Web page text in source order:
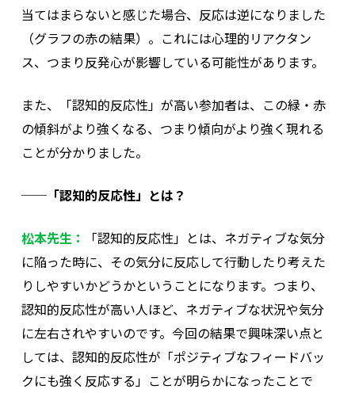
当てはまらないと感じた場合、反応は逆になりました
（グラフの赤の結果）。これには心理的リアクタン
ス、つまり反発心が影響している可能性があります。
また、「認知的反応性」が高い参加者は、この緑・赤
の傾斜がより強くなる、つまり傾向がより強く現れる
ことが分かりました。
──「認知的反応性」とは？
松本先生：
「認知的反応性」とは、ネガティブな気分
に陥った時に、その気分に反応して行動したり考えた
りしやすいかどうかということになります。つまり、
認知的反応性が高い人ほど、ネガティブな状況や気分
に左右されやすいのです。今回の結果で興味深い点と
しては、認知的反応性が「ポジティブなフィードバッ
クにも強く反応する」ことが明らかになったことで